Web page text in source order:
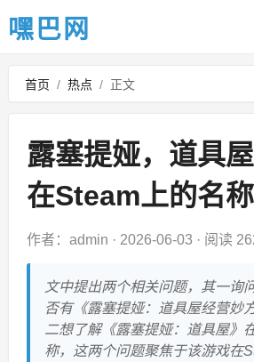
嘿巴网
首页 / 热点 / 正文
露塞提娅，道具
在Steam上的名
作者：admin · 2026-06-03 · 阅读
文中提出两个相关问题，其一询
否有《露塞提娅：道具屋经营妙
二想了解《露塞提娅：道具屋》
称，这两个问题聚焦于该游戏在